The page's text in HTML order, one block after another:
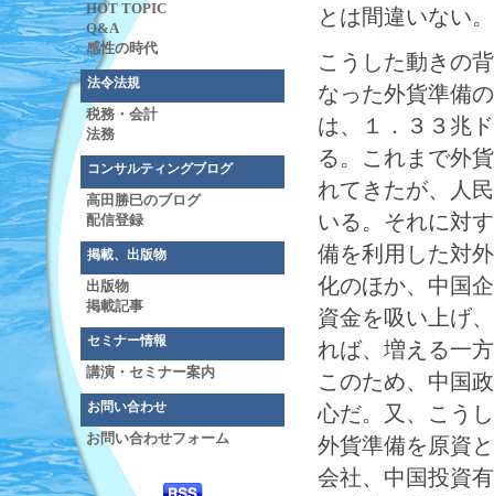
HOT TOPIC
Q&A
感性の時代
法令法規
税務・会計
法務
コンサルティングブログ
高田勝巳のブログ
配信登録
掲載、出版物
出版物
掲載記事
セミナー情報
講演・セミナー案内
お問い合わせ
お問い合わせフォーム
とは間違いない。
こうした動きの
なった外貨準備
は、１．３３兆
る。これまで外
れてきたが、人
いる。それに対
備を利用した対
化のほか、中国
資金を吸い上げ
れば、増える一
このため、中国
心だ。又、こう
外貨準備を原資
会社、中国投資